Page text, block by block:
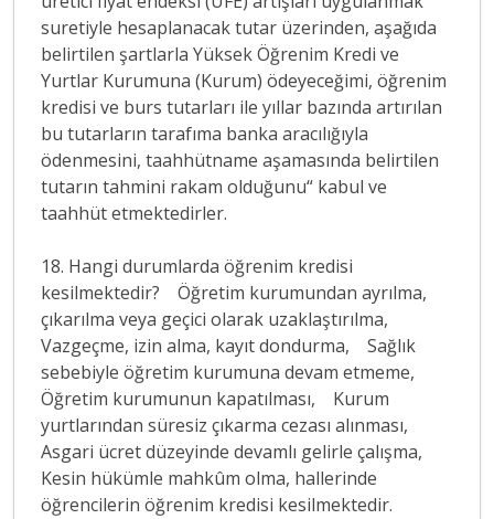
suretiyle hesaplanacak tutar üzerinden, aşağıda
belirtilen şartlarla Yüksek Öğrenim Kredi ve
Yurtlar Kurumuna (Kurum) ödeyeceğimi, öğrenim
kredisi ve burs tutarları ile yıllar bazında artırılan
bu tutarların tarafıma banka aracılığıyla
ödenmesini, taahhütname aşamasında belirtilen
tutarın tahmini rakam olduğunu“ kabul ve
taahhüt etmektedirler.
18. Hangi durumlarda öğrenim kredisi
kesilmektedir? Öğretim kurumundan ayrılma,
çıkarılma veya geçici olarak uzaklaştırılma,
Vazgeçme, izin alma, kayıt dondurma, Sağlık
sebebiyle öğretim kurumuna devam etmeme,
Öğretim kurumunun kapatılması, Kurum
yurtlarından süresiz çıkarma cezası alınması,
Asgari ücret düzeyinde devamlı gelirle çalışma,
Kesin hükümle mahkûm olma, hallerinde
öğrencilerin öğrenim kredisi kesilmektedir.